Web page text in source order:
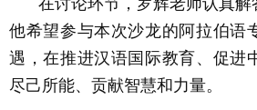
在讨论环节，罗辉老师认真解
他希望参与本次沙龙的阿拉伯语
遇，在推进汉语国际教育、促进
尽己所能、贡献智慧和力量。